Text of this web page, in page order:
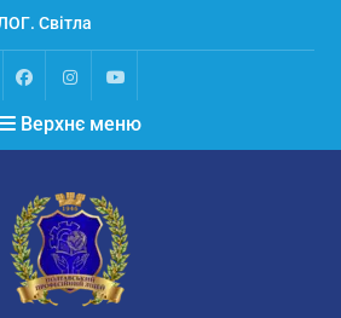
Світла
Замулі
Васильовичу
ТОТ 2026
Верхнє меню